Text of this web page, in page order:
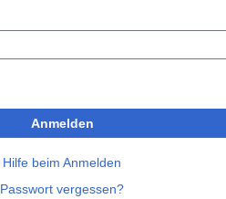
Anmelden
Hilfe beim Anmelden
Passwort vergessen?